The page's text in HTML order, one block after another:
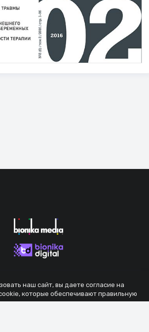
наш сайт, вы даете согласие на
которые обеспечивают правильную